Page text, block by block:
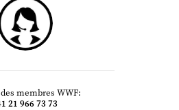
membres WWF:
21 966 73 73